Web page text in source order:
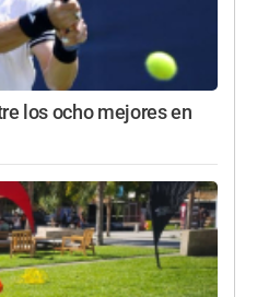
los ocho mejores en